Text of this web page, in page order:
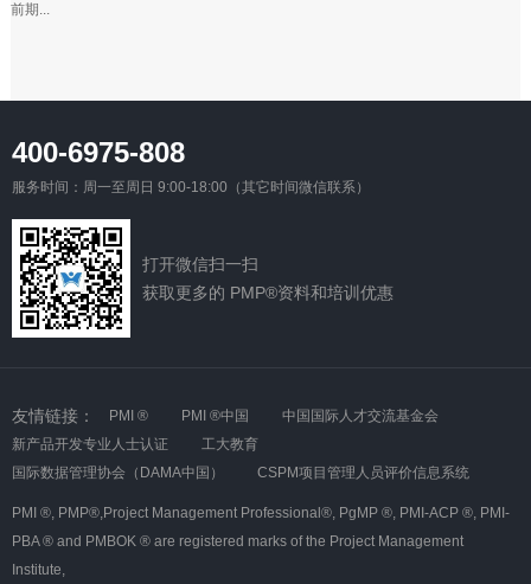
前期...
400-6975-808
服务时间：周一至周日 9:00-18:00（其它时间微信联系）
打开微信扫一扫
获取更多的 PMP®资料和培训优惠
友情链接： PMI ® PMI ®中国
中国国际人才交流基金会
新产品开发专业人士认证
工大教育
国际数据管理协会（DAMA中国）
CSPM项目管理人员评价信息系统
PMI ®, PMP®,Project Management Professional®, PgMP ®, PMI-ACP ®, PMI-
PBA ® and PMBOK ® are registered marks of the Project Management
Institute,